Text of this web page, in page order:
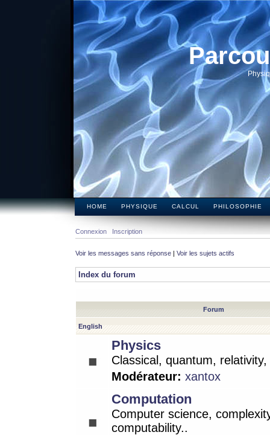
HOME PHYSIQUE CALCUL PHILOSOPHIE
Connexion Inscription
Voir les messages sans réponse | Voir les sujets actifs
Index du forum
Forum
English
Physics
Classical, quantum,
Modérateur: xantox
Computation
Computer science,
computability..